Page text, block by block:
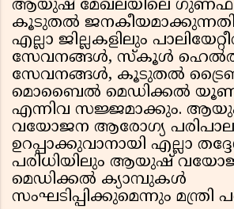
ആയുഷ് മേഖലയിലെ
കൂടുതല്‍
എല്ലാ ജില്ലകളിലും
സേവനങ്ങള്‍, സ്‌കൂള്‍
സേവനങ്ങള്‍, കൂടുതല്‍
മൊബൈല്‍ മെഡിക്കല്‍
എന്നിവ സജ്ജമാക്കും.
വയോജന ആരോഗ്യ
ഉറപ്പാക്കുവാനായി എല്ലാ
പരിധിയിലും ആയുഷ്
മെഡിക്കല്‍ ക്യാമ്പുകള്‍
സംഘടിപ്പിക്കുമെന്നും